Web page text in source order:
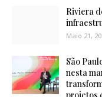
Riviera
Maio 21,
São
nesta